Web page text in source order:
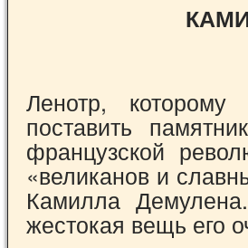
Ленотр,
поставить
французской
«великанов и
Камилла
жестокая вещь его